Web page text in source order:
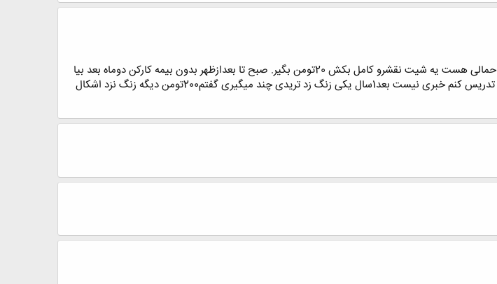
بچه ها من 3 سال فارغ التحصیل شدم به هردری میزنم اما کارنیست اما گاهی حمالی هست یه شیت نقشرو کامل بکش 20تومن بگیر. صبح تا بعدازظهر بدون بیمه کارکن دوماه بعد بیا
300تومن با منت. کارتریدی.......بلدم اما کسی کارنمیخواد کارمم خوبه والا میرم تدریس کنم خبری نیست بعد1سال یکی زنگ زد تریدی چند میگیری گفتم200تومن دیگه زنگ نزد اشکال